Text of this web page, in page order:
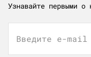
Узнавайте первыми о
Введите e-mail